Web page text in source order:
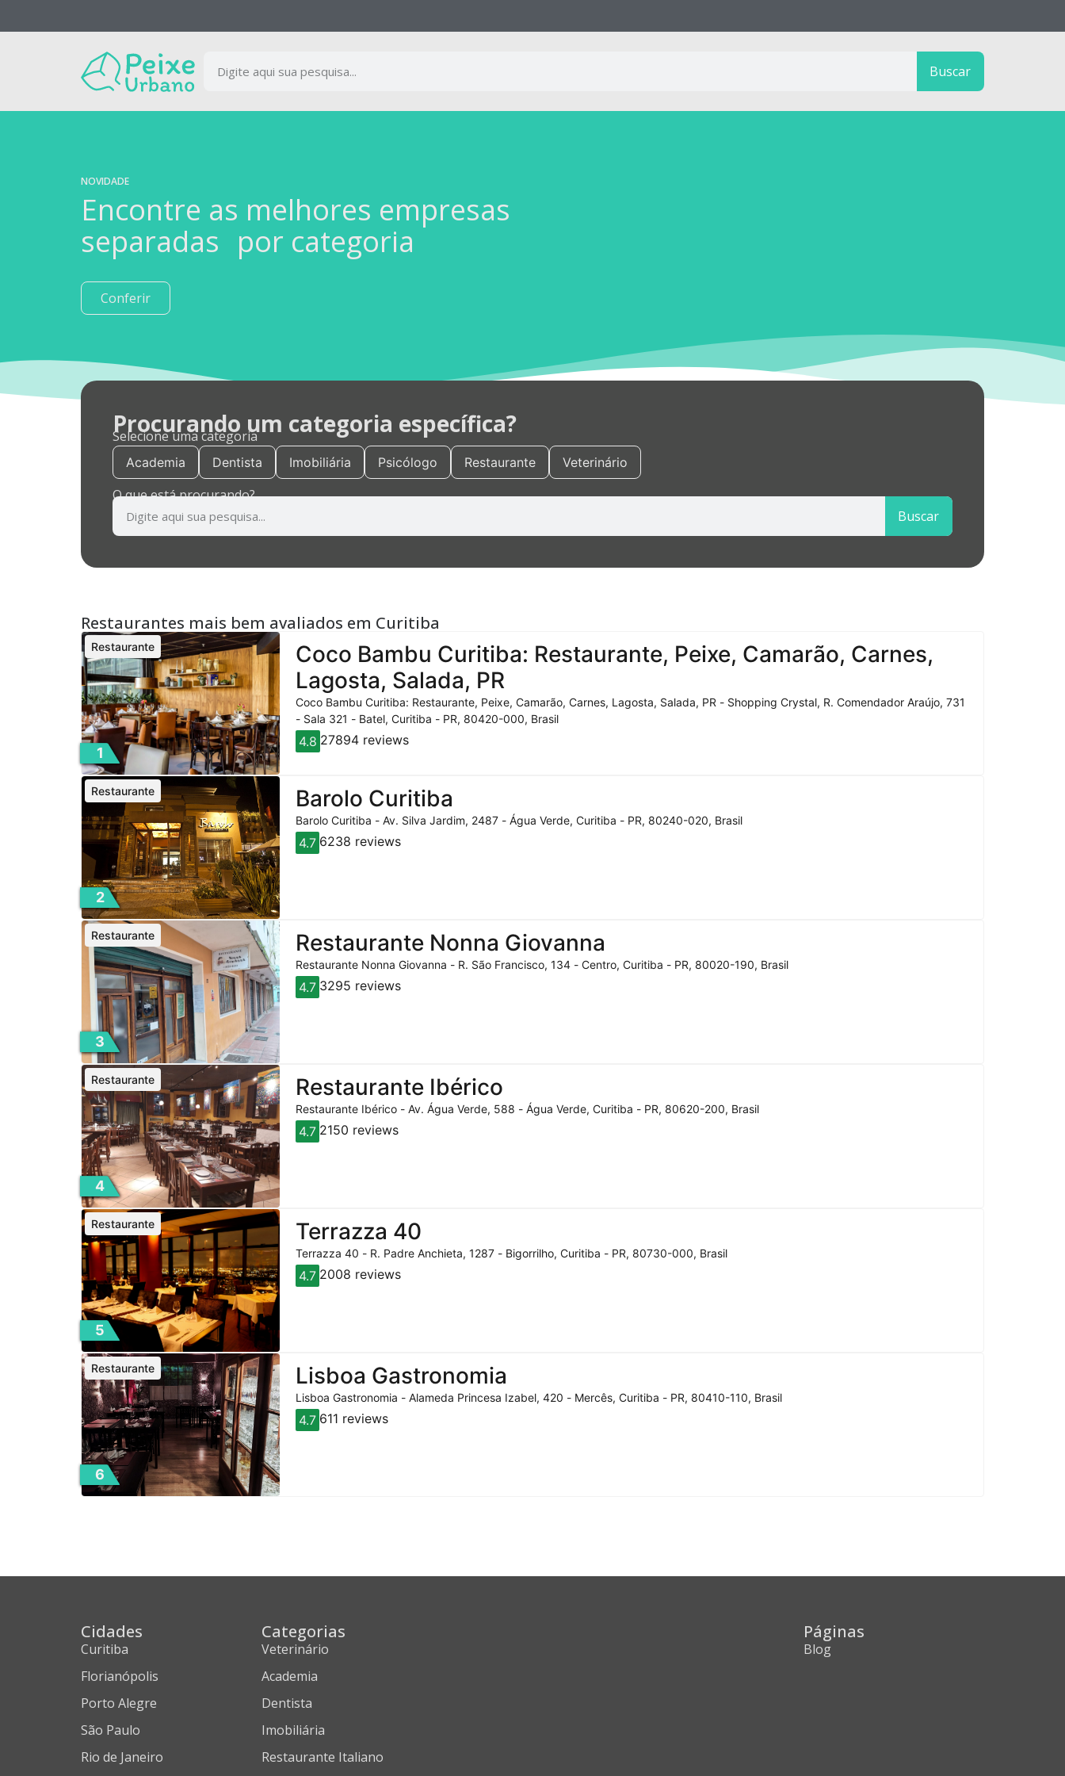
Buscar
NOVIDADE
Encontre as melhores empresas
separadas por categoria
Conferir
Procurando um categoria específica?
Selecione uma categoria
Academia Dentista Imobiliária Psicólogo Restaurante Veterinário
O que está procurando?
Buscar
Restaurantes mais bem avaliados em Curitiba
1
Coco Bambu Curitiba: Restaurante, Peixe, Camarão, Carnes,
Lagosta, Salada, PR
Restaurante
Coco Bambu Curitiba: Restaurante, Peixe, Camarão, Carnes, Lagosta, Salada, PR - Shopping Crystal, R. Comendador Araújo, 731
- Sala 321 - Batel, Curitiba - PR, 80420-000, Brasil
4.8 27894 reviews
2
Barolo Curitiba
Restaurante
Barolo Curitiba - Av. Silva Jardim, 2487 - Água Verde, Curitiba - PR, 80240-020, Brasil
4.7 6238 reviews
3
Restaurante Nonna Giovanna
Restaurante
Restaurante Nonna Giovanna - R. São Francisco, 134 - Centro, Curitiba - PR, 80020-190, Brasil
4.7 3295 reviews
4
Restaurante Ibérico
Restaurante
Restaurante Ibérico - Av. Água Verde, 588 - Água Verde, Curitiba - PR, 80620-200, Brasil
4.7 2150 reviews
5
Terrazza 40
Restaurante
Terrazza 40 - R. Padre Anchieta, 1287 - Bigorrilho, Curitiba - PR, 80730-000, Brasil
4.7 2008 reviews
6
Lisboa Gastronomia
Restaurante
Lisboa Gastronomia - Alameda Princesa Izabel, 420 - Mercês, Curitiba - PR, 80410-110, Brasil
4.7 611 reviews
Cidades
Curitiba
Florianópolis
Porto Alegre
São Paulo
Rio de Janeiro
Categorias
Veterinário
Academia
Dentista
Imobiliária
Restaurante Italiano
Páginas
Blog